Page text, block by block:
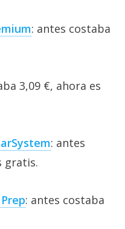
: antes costaba
3,09 €, ahora es
: antes
gratis.
: antes costaba